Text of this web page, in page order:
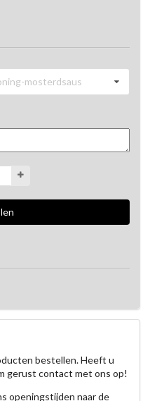
mosterdsaus
bestellen. Heeft u
gerust contact met ons op!
openingstijden naar de